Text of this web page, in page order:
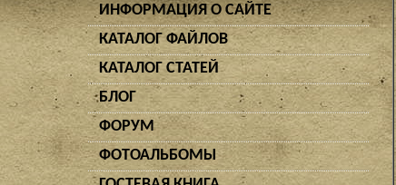
ИНФОРМАЦИЯ О САЙТЕ
КАТАЛОГ ФАЙЛОВ
КАТАЛОГ СТАТЕЙ
БЛОГ
ФОРУМ
ФОТОАЛЬБОМЫ